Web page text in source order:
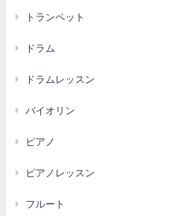
トランペット
ドラム
ドラムレッスン
バイオリン
ピアノ
ピアノレッスン
フルート